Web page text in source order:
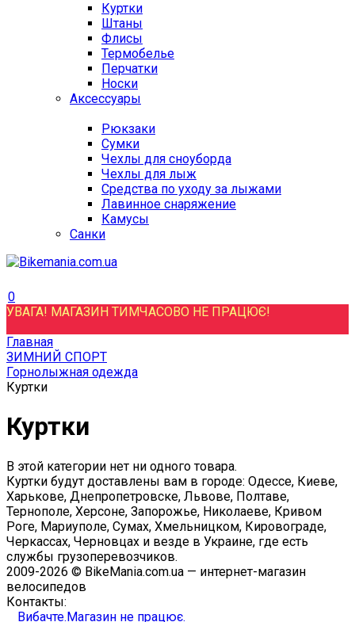
Куртки
Штаны
Флисы
Термобелье
Перчатки
Носки
Аксессуары
Рюкзаки
Сумки
Чехлы для сноуборда
Чехлы для лыж
Средства по уходу за лыжами
Лавинное снаряжение
Камусы
Санки
0
УВАГА! МАГАЗИН ТИМЧАСОВО НЕ ПРАЦЮЄ!
Главная
ЗИМНИЙ СПОРТ
Горнолыжная одежда
Куртки
Куртки
В этой категории нет ни одного товара.
Куртки будут доставлены вам в городе: Одессе, Киеве,
Харькове, Днепропетровске, Львове, Полтаве,
Тернополе, Херсоне, Запорожье, Николаеве, Кривом
Роге, Мариуполе, Сумах, Хмельницком, Кировограде,
Черкассах, Черновцах и везде в Украине, где есть
службы грузоперевозчиков.
2009-2026 © BikeMania.com.ua — интернет-магазин
велосипедов
Контакты:
Вибачте.Магазин не працює.